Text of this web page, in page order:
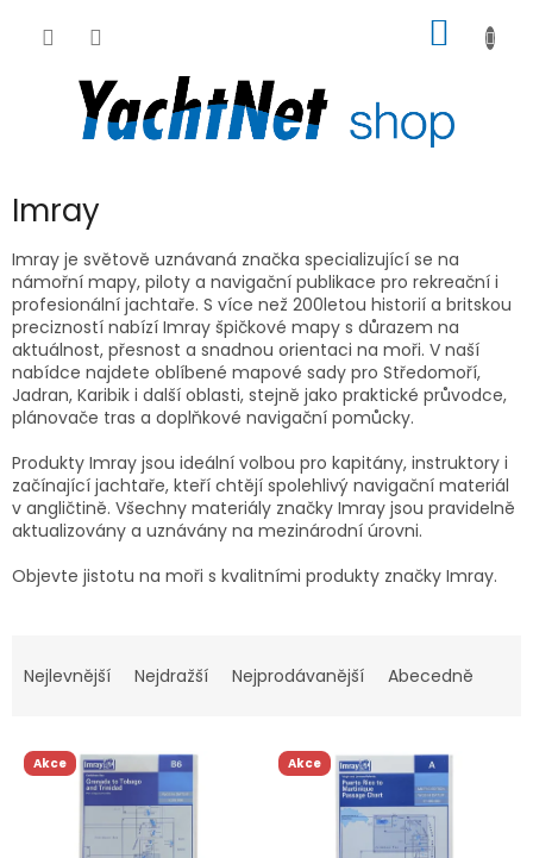
KOŠÍK
P
o
s
t
r
a
n
n
í
a
n
e
l
Imray
Imray je světově uznávaná značka specializující se na
námořní mapy, piloty a navigační publikace pro rekreační i
profesionální jachtaře. S více než 200letou historií a britskou
precizností nabízí Imray špičkové mapy s důrazem na
aktuálnost, přesnost a snadnou orientaci na moři. V naší
nabídce najdete oblíbené mapové sady pro Středomoří,
Jadran, Karibik i další oblasti, stejně jako praktické průvodce,
plánovače tras a doplňkové navigační pomůcky.
Produkty Imray jsou ideální volbou pro kapitány, instruktory i
začínající jachtaře, kteří chtějí spolehlivý navigační materiál
v angličtině. Všechny materiály značky Imray jsou pravidelně
aktualizovány a uznávány na mezinárodní úrovni.
Objevte jistotu na moři s kvalitními produkty značky Imray.
a
n
Nejlevnější Nejdražší Nejprodávanější Abecedně
V Akce Akce